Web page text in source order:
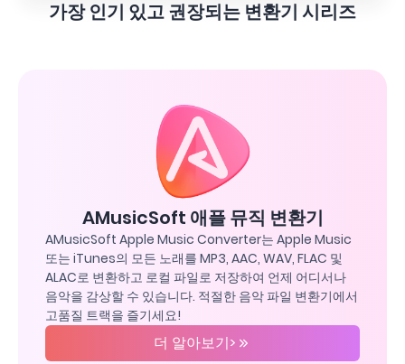
가장 인기 있고 권장되는 변환기 시리즈
AMusicSoft 애플 뮤직 변환기
AMusicSoft Apple Music Converter는 Apple Music
또는 iTunes의 모든 노래를 MP3, AAC, WAV, FLAC 및
ALAC로 변환하고 로컬 파일로 저장하여 언제 어디서나
음악을 감상할 수 있습니다. 적절한 음악 파일 변환기에서
고품질 트랙을 즐기세요!
더 알아보기>